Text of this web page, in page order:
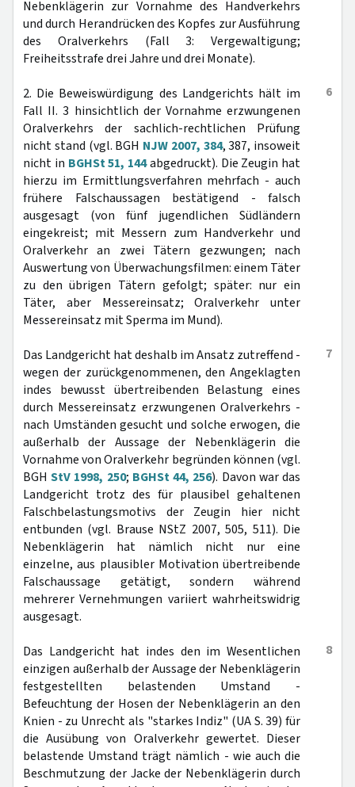
Nebenklägerin zur Vornahme des Handverkehrs
und durch Herandrücken des Kopfes zur Ausführung
des Oralverkehrs (Fall 3: Vergewaltigung;
Freiheitsstrafe drei Jahre und drei Monate).
6
2. Die Beweiswürdigung des Landgerichts hält im
Fall II. 3 hinsichtlich der Vornahme erzwungenen
Oralverkehrs der sachlich-rechtlichen Prüfung
nicht stand (vgl. BGH NJW 2007, 384, 387, insoweit
nicht in BGHSt 51, 144abgedruckt). Die Zeugin hat
hierzu im Ermittlungsverfahren mehrfach - auch
frühere Falschaussagen bestätigend - falsch
ausgesagt (von fünf jugendlichen Südländern
eingekreist; mit Messern zum Handverkehr und
Oralverkehr an zwei Tätern gezwungen; nach
Auswertung von Überwachungsfilmen: einem Täter
zu den übrigen Tätern gefolgt; später: nur ein
Täter, aber Messereinsatz; Oralverkehr unter
Messereinsatz mit Sperma im Mund).
7
Das Landgericht hat deshalb im Ansatz zutreffend -
wegen der zurückgenommenen, den Angeklagten
indes bewusst übertreibenden Belastung eines
durch Messereinsatz erzwungenen Oralverkehrs -
nach Umständen gesucht und solche erwogen, die
außerhalb der Aussage der Nebenklägerin die
Vornahme von Oralverkehr begründen können (vgl.
BGHStV 1998, 250; BGHSt 44, 256). Davon war das
Landgericht trotz des für plausibel gehaltenen
Falschbelastungsmotivs der Zeugin hier nicht
entbunden (vgl. Brause NStZ 2007, 505, 511). Die
Nebenklägerin hat nämlich nicht nur eine
einzelne, aus plausibler Motivation übertreibende
Falschaussage getätigt, sondern während
mehrerer Vernehmungen variiert wahrheitswidrig
ausgesagt.
8
Das Landgericht hat indes den im Wesentlichen
einzigen außerhalb der Aussage der Nebenklägerin
festgestellten belastenden Umstand -
Befeuchtung der Hosen der Nebenklägerin an den
Knien - zu Unrecht als "starkes Indiz" (UA S. 39) für
die Ausübung von Oralverkehr gewertet. Dieser
belastende Umstand trägt nämlich - wie auch die
Beschmutzung der Jacke der Nebenklägerin durch